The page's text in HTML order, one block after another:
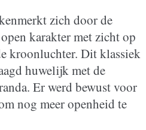
zich door de
karakter met zicht op
kroonluchter. Dit klassiek
huwelijk met de
Er werd bewust voor
nog meer openheid te